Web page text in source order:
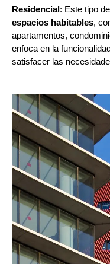
Residencial: Este tipo
espacios habitables,
apartamentos,
enfoca en la
satisfacer las